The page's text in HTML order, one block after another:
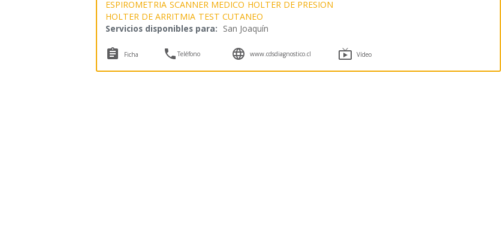
ESPIROMETRIA SCANNER MEDICO HOLTER DE PRESION
HOLTER DE ARRITMIA TEST CUTANEO
Servicios disponibles para: San Joaquín
 Ficha Teléfono  www.cdsdiagnostico.cl  Vídeo